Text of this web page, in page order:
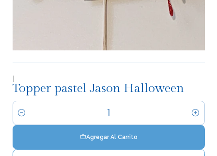
|
Topper pastel Jason Halloween
Cantidad
Agregar Al Carrito